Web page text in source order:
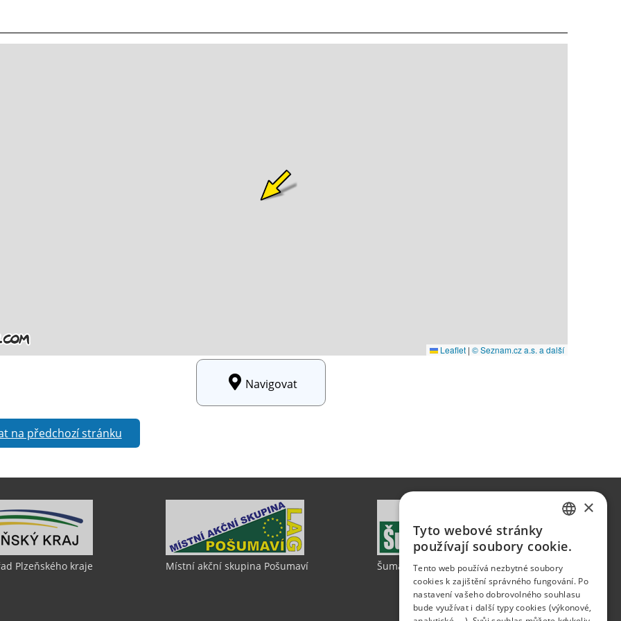
Navigovat
na předchozí stránku
Plzeňského kraje Místní akční skupina Pošumaví ŠumavaNet.CZ - informace o regionu
ENGLISH
×
Tyto webové stránky
používají soubory cookie.
Tento web používá nezbytné soubory
cookies k zajištění správného fungování. Po
nastavení vašeho dobrovolného souhlasu
bude využívat i další typy cookies (výkonové,